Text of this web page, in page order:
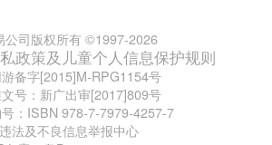
公司版权所有 ©1997-2026
政策及儿童个人信息保护规则
备字[2015]M-RPG1154号
号：新广出审[2017]809号
：ISBN 978-7-7979-4257-7
违法及不良信息举报中心